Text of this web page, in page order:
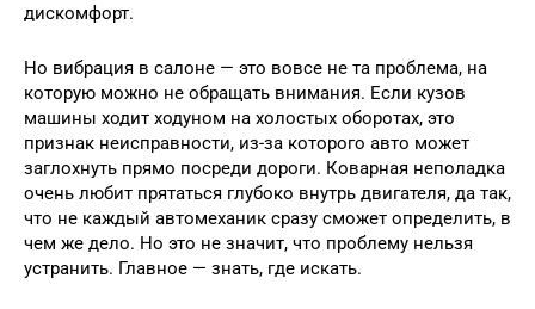
дискомфорт.
Но вибрация в салоне — это вовсе не та проблема, на
которую можно не обращать внимания. Если кузов
машины ходит ходуном на холостых оборотах, это
признак неисправности, из-за которого авто может
заглохнуть прямо посреди дороги. Коварная неполадка
очень любит прятаться глубоко внутрь двигателя, да так,
что не каждый автомеханик сразу сможет определить, в
чем же дело. Но это не значит, что проблему нельзя
устранить. Главное — знать, где искать.